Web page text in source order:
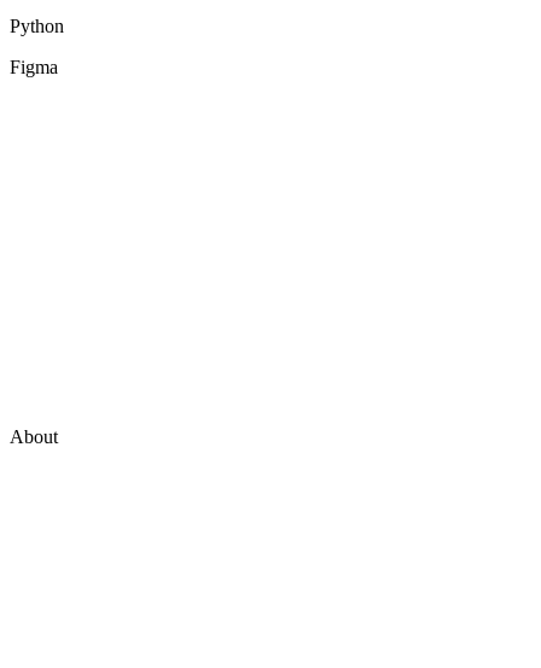
Python
Figma
About